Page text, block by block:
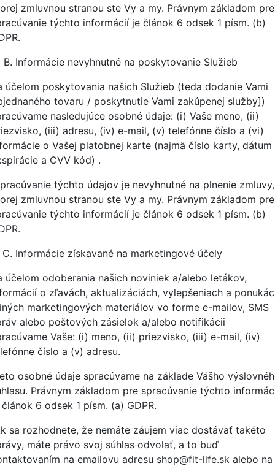
zmluvnou stranou ste Vy a my. Právnym základom pre
týchto informácií je článok 6 odsek 1 písm. (b)
Informácie nevyhnutné na poskytovanie Služieb
účelom poskytovania našich Služieb (teda dodanie Vami
tovaru / poskytnutie Vami zakúpenej služby])
nasledujúce osobné údaje: (i) Vaše meno, (ii)
(iii) adresu, (iv) e-mail, (v) telefónne číslo a (vi)
o Vašej platobnej karte (najmä číslo karty, dátum
a CVV kód) .
týchto údajov je nevyhnutné na plnenie zmluvy,
zmluvnou stranou ste Vy a my. Právnym základom pre
týchto informácií je článok 6 odsek 1 písm. (b)
Informácie získavané na marketingové účely
účelom odoberania našich noviniek a/alebo letákov,
o zľavách, aktualizáciách, vylepšeniach a
marketingových materiálov vo forme e-mailov, SMS
alebo poštových zásielok a/alebo notifikácii
Vaše: (i) meno, (ii) priezvisko, (iii) e-mail, (iv)
číslo a (v) adresu.
osobné údaje spracúvame na základe Vášho
Právnym základom pre spracúvanie týchto
6 odsek 1 písm. (a) GDPR.
sa rozhodnete, že nemáte záujem viac dostávať takéto
máte právo svoj súhlas odvolať, a to buď
na emailovu adresu shop@fit-life.sk alebo na